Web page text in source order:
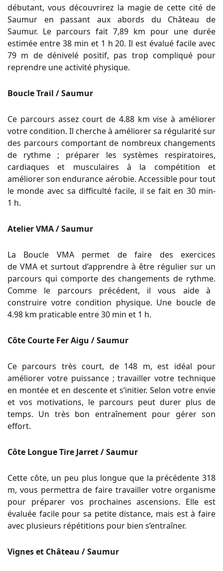
débutant, vous découvrirez la magie de cette cité de
Saumur en passant aux abords du Château de
Saumur. Le parcours fait 7,89 km pour une durée
estimée entre 38 min et 1 h 20. Il est évalué facile avec
79 m de dénivelé positif, pas trop compliqué pour
reprendre une activité physique.
Boucle Trail / Saumur
Ce parcours assez court de 4.88 km vise à améliorer
votre condition. Il cherche à améliorer sa régularité sur
des parcours comportant de nombreux changements
de rythme ; préparer les systèmes respiratoires,
cardiaques et musculaires à la compétition et
améliorer son endurance aérobie. Accessible pour tout
le monde avec sa difficulté facile, il se fait en 30 min-
1 h.
Atelier VMA / Saumur
La Boucle VMApermet de faire des exercices
de VMA et surtout d’apprendre à être régulier sur un
parcours qui comporte des changements de rythme.
Comme le parcours précédent, il vous aide à
construire votre condition physique. Une boucle de
4.98 km praticable entre 30 min et 1 h.
Côte Courte Fer Aigu / Saumur
Ce parcours très court, de 148 m, est idéal pour
améliorer votre puissance ; travailler votre technique
en montée et en descente et s’initier. Selon votre envie
et vos motivations, le parcours peut durer plus de
temps. Un très bon entraînement pour gérer son
effort.
Côte Longue Tire Jarret / Saumur
Cette côte, un peu plus longue que la précédente 318
m, vous permettra de faire travailler votre organisme
pour préparer vos prochaines ascensions. Elle est
évaluée facile pour sa petite distance, mais est à faire
avec plusieurs répétitions pour bien s’entraîner.
Vignes et Château / Saumur